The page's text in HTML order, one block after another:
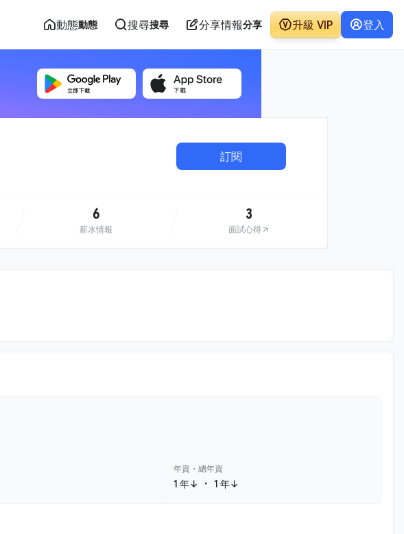
動態動態 搜尋搜尋 分享情報分享 升級 VIP 登入
訂閱
6
薪水情報
3
面試心得
年資・總年資
1 年↓ ・1 年↓